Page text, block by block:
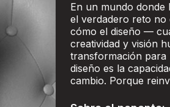
En un mundo
el verdadero reto no
cómo el diseño —
creatividad y visión
transformación para
diseño es la
cambio. Porque